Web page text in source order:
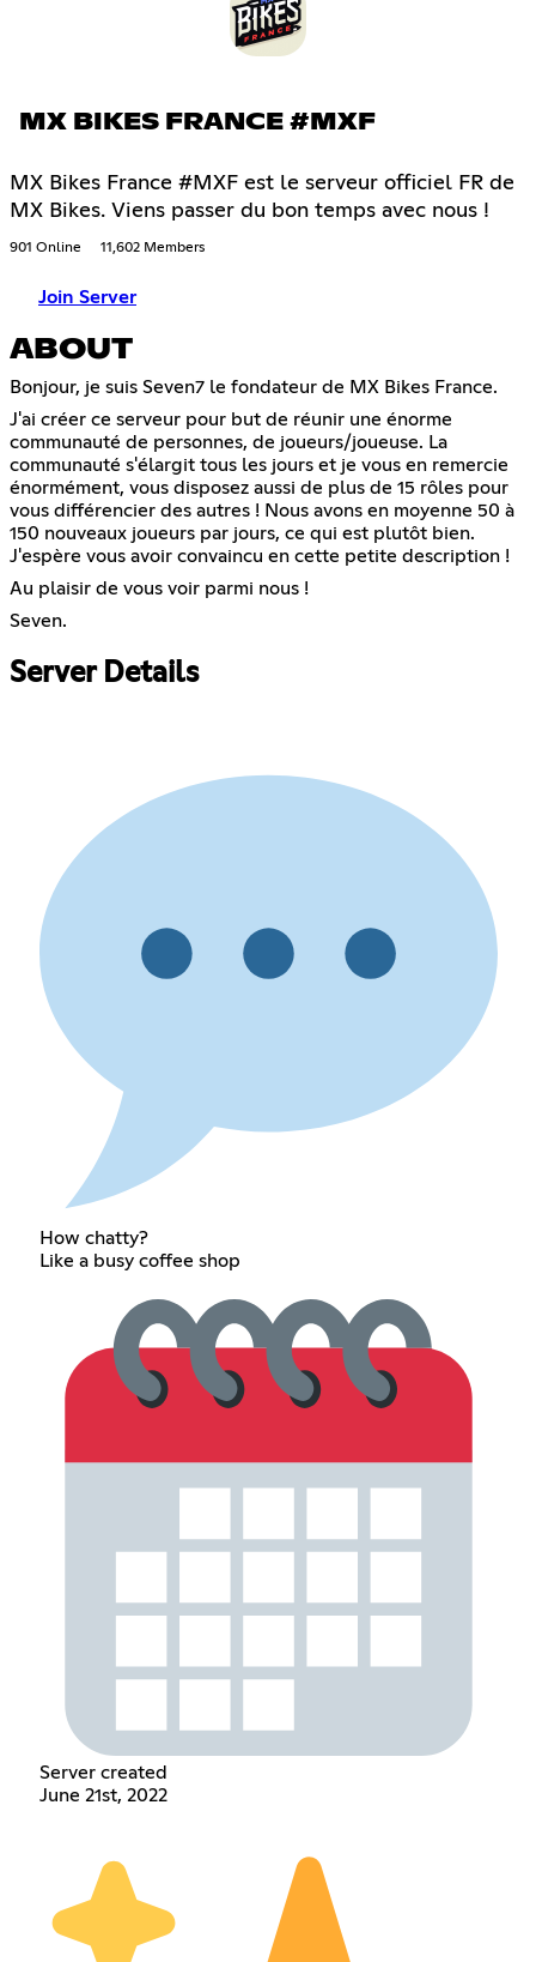
MX BIKES FRANCE #MXF
MX Bikes France #MXF est le serveur officiel FR de
MX Bikes. Viens passer du bon temps avec nous !
901 Online 11,602 Members
Join Server
ABOUT
Bonjour, je suis Seven7 le fondateur de MX Bikes France.
J'ai créer ce serveur pour but de réunir une énorme
communauté de personnes, de joueurs/joueuse. La
communauté s'élargit tous les jours et je vous en remercie
énormément, vous disposez aussi de plus de 15 rôles pour
vous différencier des autres ! Nous avons en moyenne 50 à
150 nouveaux joueurs par jours, ce qui est plutôt bien.
J'espère vous avoir convaincu en cette petite description !
Au plaisir de vous voir parmi nous !
Seven.
Server Details
How chatty?
Like a busy coffee shop
Server created
June 21st, 2022